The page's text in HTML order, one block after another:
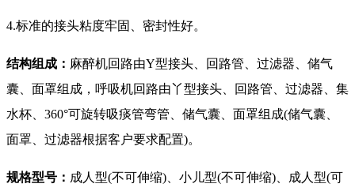
4.标准的接头粘度牢固、密封性好。
结构组成： 麻醉机回路由Y型接头、回路管、过滤器、储气
囊、面罩组成，呼吸机回路由丫型接头、回路管、过滤器、集
水杯、360°可旋转吸痰管弯管、储气囊、面罩组成(储气囊、
面罩、过滤器根据客户要求配置)。
规格型号： 成人型(不可伸缩)、小儿型(不可伸缩)、成人型(可